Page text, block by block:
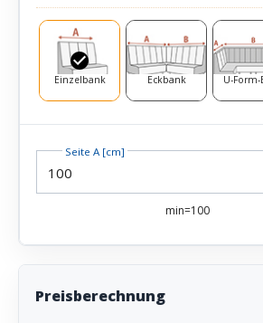
Einzelbank Eckbank U-
Seite A [cm]
min=100
Preisberechnung